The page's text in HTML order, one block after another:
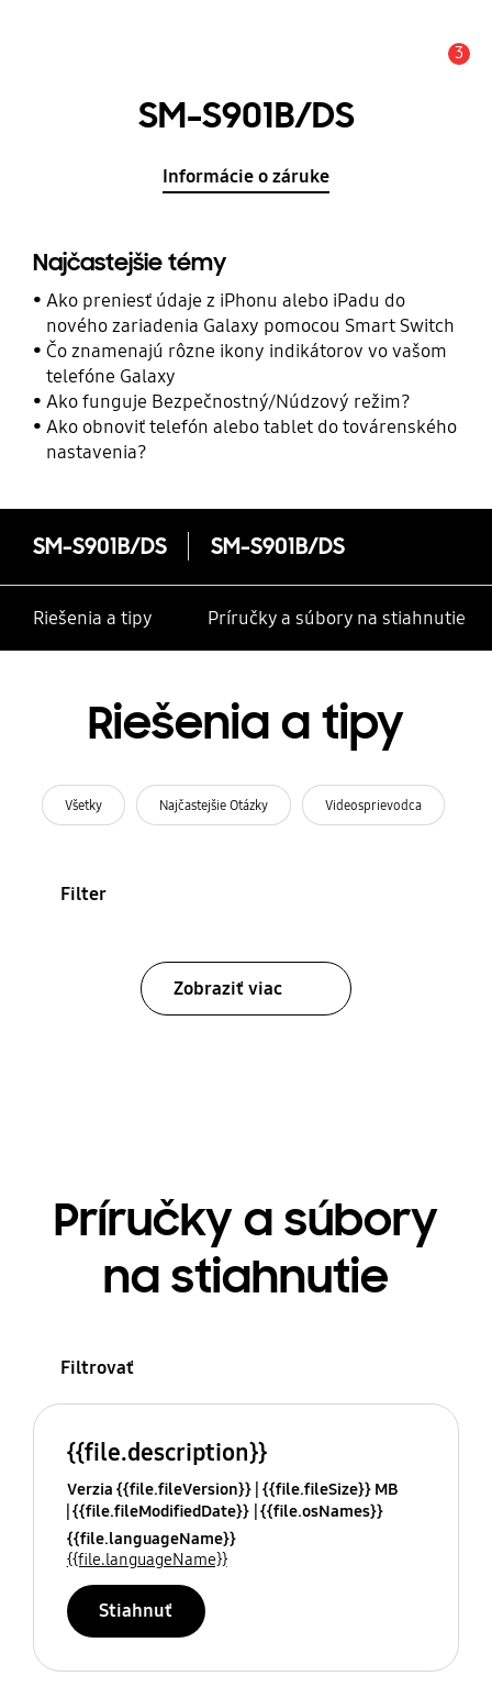
3
SM-S901B/DS
Informácie o záruke
Najčastejšie témy
Ako preniesť údaje z iPhonu alebo iPadu do
nového zariadenia Galaxy pomocou Smart Switch
Čo znamenajú rôzne ikony indikátorov vo vašom
telefóne Galaxy
Ako funguje Bezpečnostný/Núdzový režim?
Ako obnoviť telefón alebo tablet do továrenského
nastavenia?
SM-S901B/DS SM-S901B/DS
Riešenia a tipy Príručky a súbory na stiahnutie
Riešenia a tipy
Všetky Najčastejšie Otázky Videosprievodca
Filter
Zobraziť viac
Príručky a súbory
na stiahnutie
Filtrovať
{{file.description}}
Verzia {{file.fileVersion}} {{file.fileSize}} MB
{{file.fileModifiedDate}} {{file.osNames}}
{{file.languageName}}
{{file.languageName}}
Stiahnuť